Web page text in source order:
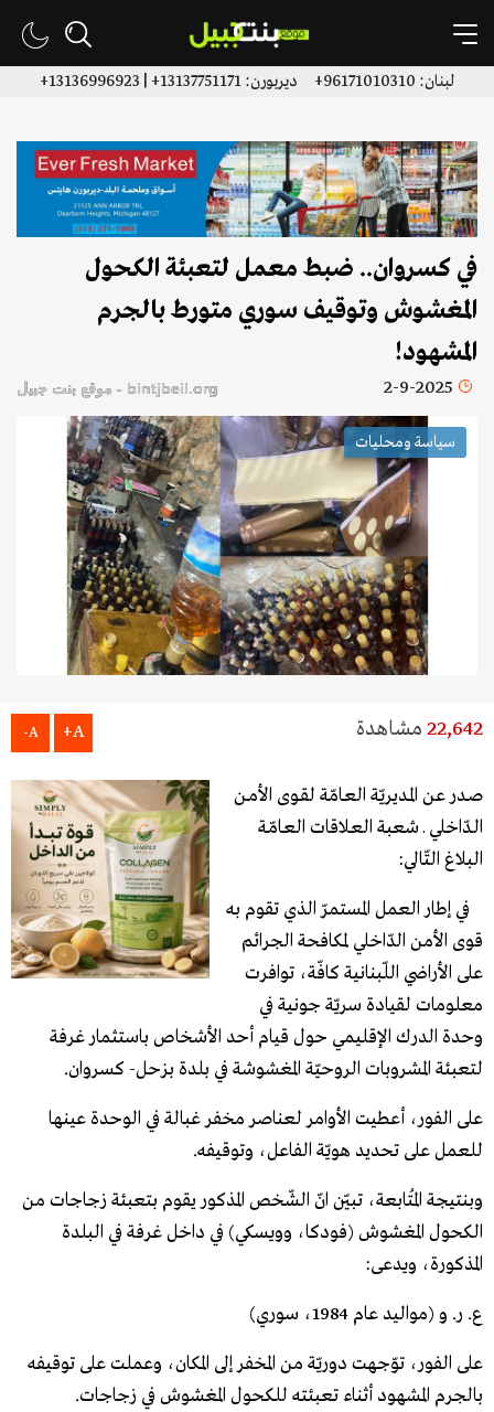
لبنان: 96171010310+ ديربورن: 13137751171+ | 13136996923+
في كسروان.. ضبط معمل لتعبئة الكحول
المغشوش وتوقيف سوري متورط بالجرم
المشهود!
2-9-2025 bintjbeil.org - موقع بنت جبيل
سياسة ومحليات
22,642 مشاهدة A+
A-
صـدر عن المـديريّة العـامّة لقـوى الأمـن
الـدّاخلي ـ شعبة العـلاقات العـامّـة
البلاغ التّالي:
في إطار العمل المستمرّ الذي تقوم به
قوى الأمن الدّاخلي لمكافحة الجرائم
على الأراضي اللّبنانية كافّة، توافرت
معلومات لقيادة سريّة جونية في
وحدة الدرك الإقليمي حول قيام أحد الأشخاص باستثمار غرفة
لتعبئة المشروبات الروحيّة المغشوشة في بلدة بزحل- كسروان.
على الفور، أعطيت الأوامر لعناصر مخفر غبالة في الوحدة عينها
للعمل على تحديد هويّة الفاعل، وتوقيفه.
وبنتيجة المُتابعة، تبيّن انّ الشّخص المذكور يقوم بتعبئة زجاجات من
الكحول المغشوش (فودكا، وويسكي) في داخل غرفة في البلدة
المذكورة، ويدعى:
ع. ر. و (مواليد عام 1984، سوري)
على الفور، توّجهت دوريّة من المخفر إلى المكان، وعملت على توقيفه
بالجرم المشهود أثناء تعبئته للكحول المغشوش في زجاجات.